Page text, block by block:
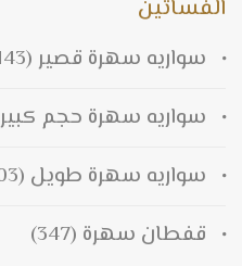
الفساتين
سواريه سهرة قصير (143)
سواريه سهرة حجم كبير
سواريه سهرة طويل (703)
قفطان سهرة (347)